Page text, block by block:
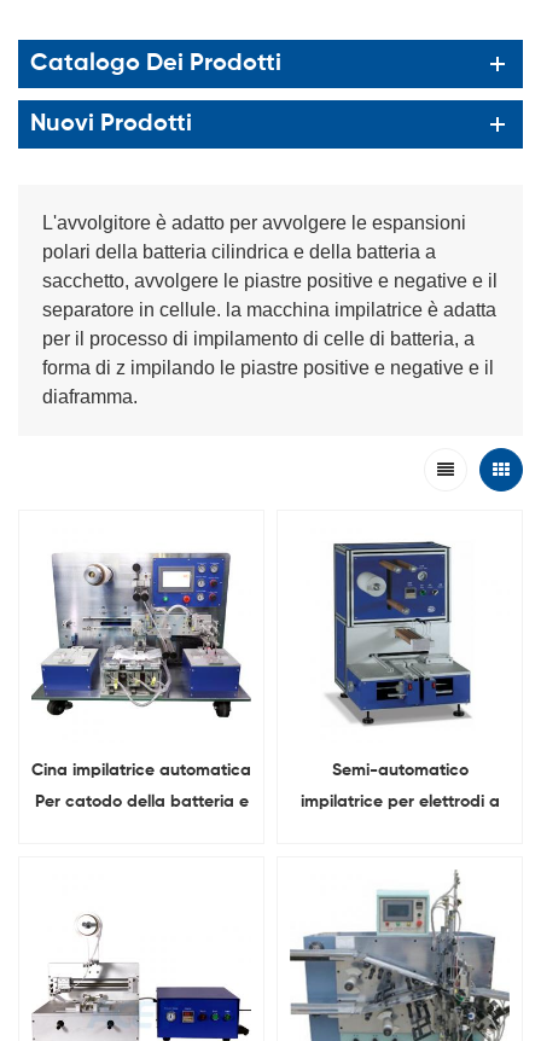
Catalogo Dei Prodotti
Nuovi Prodotti
L'avvolgitore è adatto per avvolgere le espansioni
polari della batteria cilindrica e della batteria a
sacchetto, avvolgere le piastre positive e negative e il
separatore in cellule. la macchina impilatrice è adatta
per il processo di impilamento di celle di batteria, a
forma di z impilando le piastre positive e negative e il
diaframma.
Cina impilatrice automatica
Per catodo della batteria e
Semi-automatico
impilatrice per elettrodi a